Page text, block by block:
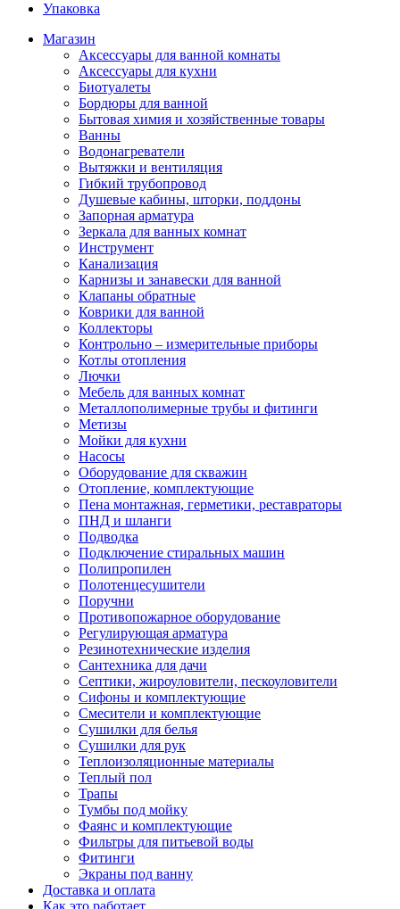
Упаковка
Магазин
Аксессуары для ванной комнаты
Аксессуары для кухни
Биотуалеты
Бордюры для ванной
Бытовая химия и хозяйственные товары
Ванны
Водонагреватели
Вытяжки и вентиляция
Гибкий трубопровод
Душевые кабины, шторки, поддоны
Запорная арматура
Зеркала для ванных комнат
Инструмент
Канализация
Карнизы и занавески для ванной
Клапаны обратные
Коврики для ванной
Коллекторы
Контрольно – измерительные приборы
Котлы отопления
Лючки
Мебель для ванных комнат
Металлополимерные трубы и фитинги
Метизы
Мойки для кухни
Насосы
Оборудование для скважин
Отопление, комплектующие
Пена монтажная, герметики, реставраторы
ПНД и шланги
Подводка
Подключение стиральных машин
Полипропилен
Полотенцесушители
Поручни
Противопожарное оборудование
Регулирующая арматура
Резинотехнические изделия
Сантехника для дачи
Септики, жироуловители, пескоуловители
Сифоны и комплектующие
Смесители и комплектующие
Сушилки для белья
Сушилки для рук
Теплоизоляционные материалы
Теплый пол
Трапы
Тумбы под мойку
Фаянс и комплектующие
Фильтры для питьевой воды
Фитинги
Экраны под ванну
Доставка и оплата